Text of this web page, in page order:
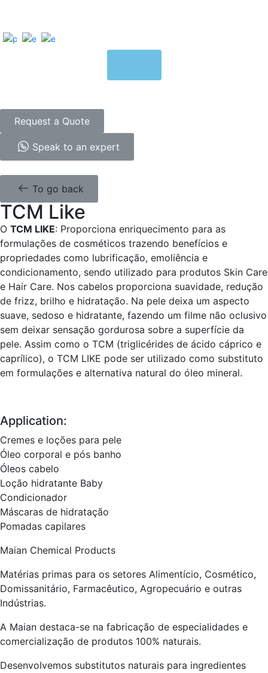
Request a Quote
Speak to an expert
To go back
TCM Like
O TCM LIKE: Proporciona enriquecimento para as
formulações de cosméticos trazendo benefícios e
propriedades como lubrificação, emoliência e
condicionamento, sendo utilizado para produtos Skin Care
e Hair Care. Nos cabelos proporciona suavidade, redução
de frizz, brilho e hidratação. Na pele deixa um aspecto
suave, sedoso e hidratante, fazendo um filme não oclusivo
sem deixar sensação gordurosa sobre a superfície da
pele. Assim como o TCM (triglicérides de ácido cáprico e
caprílico), o TCM LIKE pode ser utilizado como substituto
em formulações e alternativa natural do óleo mineral.
Application:
Cremes e loções para pele
Óleo corporal e pós banho
Óleos cabelo
Loção hidratante Baby
Condicionador
Máscaras de hidratação
Pomadas capilares
Maian Chemical Products
Matérias primas para os setores Alimentício, Cosmético,
Domissanitário, Farmacêutico, Agropecuário e outras
Indústrias.
A Maian destaca-se na fabricação de especialidades e
comercialização de produtos 100% naturais.
Desenvolvemos substitutos naturais para ingredientes